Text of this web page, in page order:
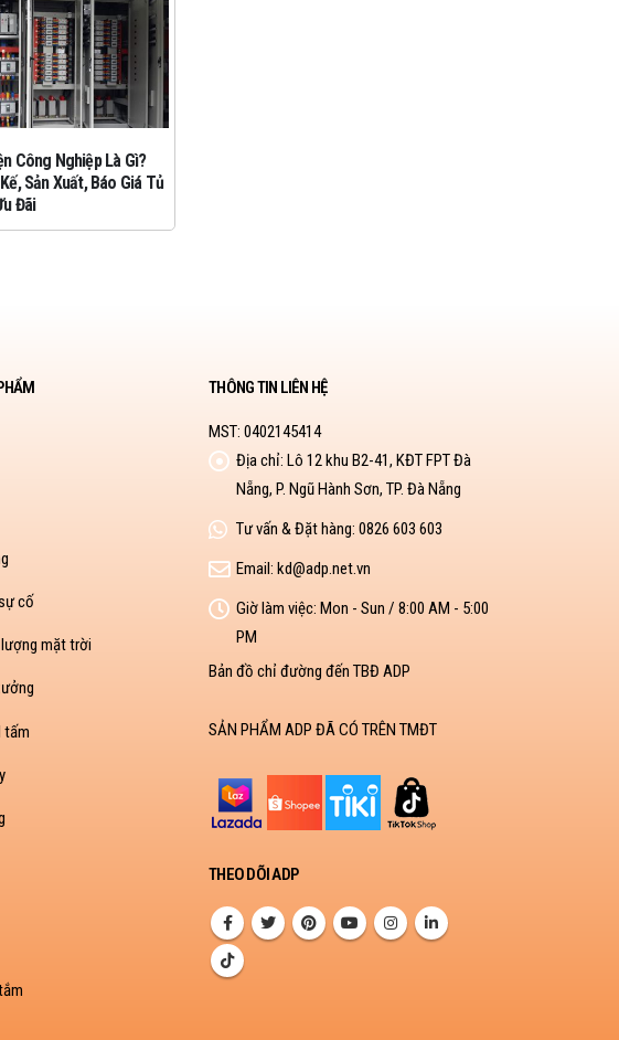
Công Nghiệp Là Gì?
Sản Xuất, Báo Giá Tủ
Đãi
cố
mặt trời
tấm
THÔNG TIN LIÊN HỆ
MST: 0402145414
Địa chỉ: Lô 12 khu B2-41, KĐT FPT Đà
Nẵng, P. Ngũ Hành Sơn, TP. Đà Nẵng
Tư vấn & Đặt hàng: 0826 603 603
Email: kd@adp.net.vn
Giờ làm việc: Mon - Sun / 8:00 AM - 5:00
PM
Bản đồ chỉ đường đến TBĐ ADP
SẢN PHẨM ADP ĐÃ CÓ TRÊN TMĐT
THEO DÕI ADP